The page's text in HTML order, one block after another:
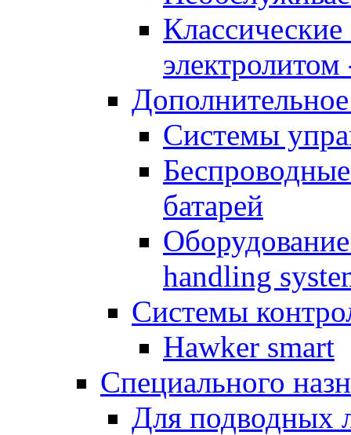
Системы
батарей
handling
Системы
Hawker smart
Специального
Для подводных